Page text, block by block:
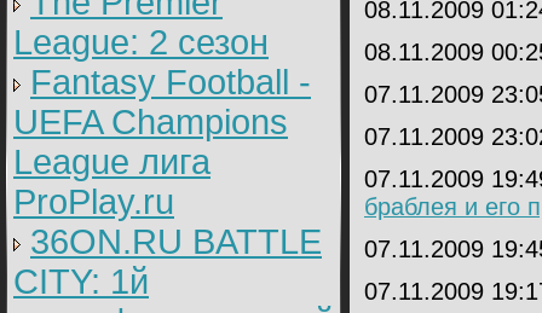
League: 2 cезон
Fantasy Football -
UEFA Champions
League лига
ProPlay.ru
36ON.RU BATTLE
CITY: 1й
08.11.2009
08.11.2009
07.11.2009
07.11.2009
07.11.2009
браблея и его
07.11.2009
07.11.2009